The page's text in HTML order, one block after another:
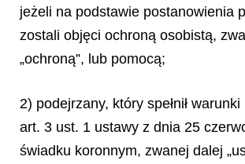
jeżeli na podstawie postanowienia
zostali objęci ochroną osobistą,
„ochroną”, lub pomocą;
2) podejrzany, który spełnił
art. 3 ust. 1 ustawy z dnia 25
świadku koronnym, zwanej dalej